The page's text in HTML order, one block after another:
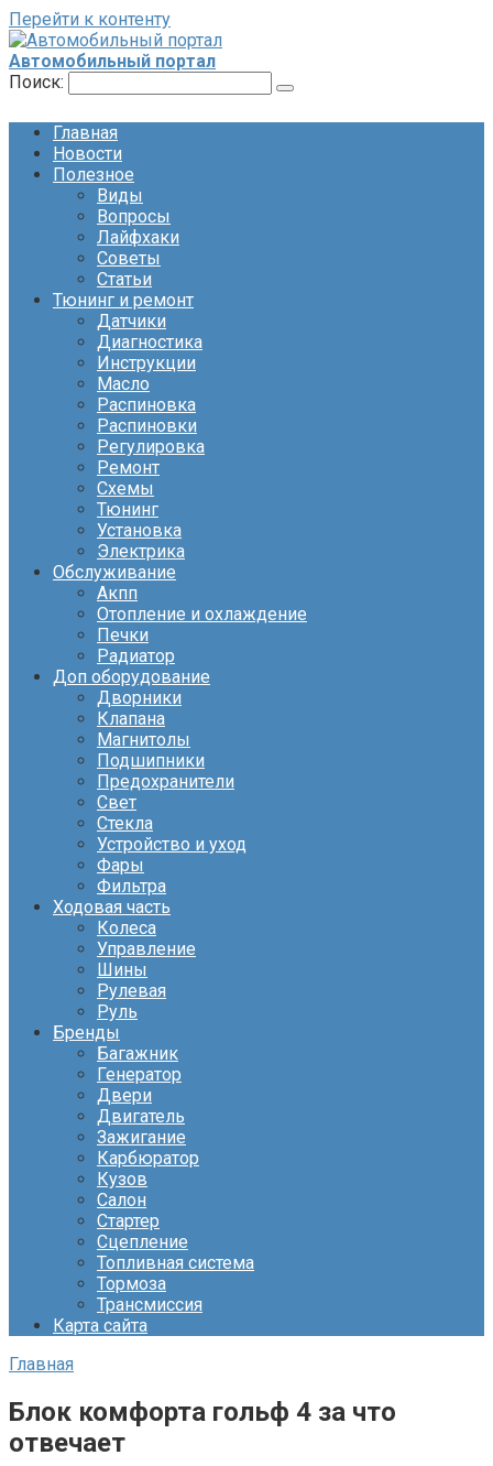
Перейти к контенту
Автомобильный портал
Поиск:
Главная
Новости
Полезное
Виды
Вопросы
Лайфхаки
Советы
Статьи
Тюнинг и ремонт
Датчики
Диагностика
Инструкции
Масло
Распиновка
Распиновки
Регулировка
Ремонт
Схемы
Тюнинг
Установка
Электрика
Обслуживание
Акпп
Отопление и охлаждение
Печки
Радиатор
Доп оборудование
Дворники
Клапана
Магнитолы
Подшипники
Предохранители
Свет
Стекла
Устройство и уход
Фары
Фильтра
Ходовая часть
Колеса
Управление
Шины
Рулевая
Руль
Бренды
Багажник
Генератор
Двери
Двигатель
Зажигание
Карбюратор
Кузов
Салон
Стартер
Сцепление
Топливная система
Тормоза
Трансмиссия
Карта сайта
Главная
Блок комфорта гольф 4 за что
отвечает